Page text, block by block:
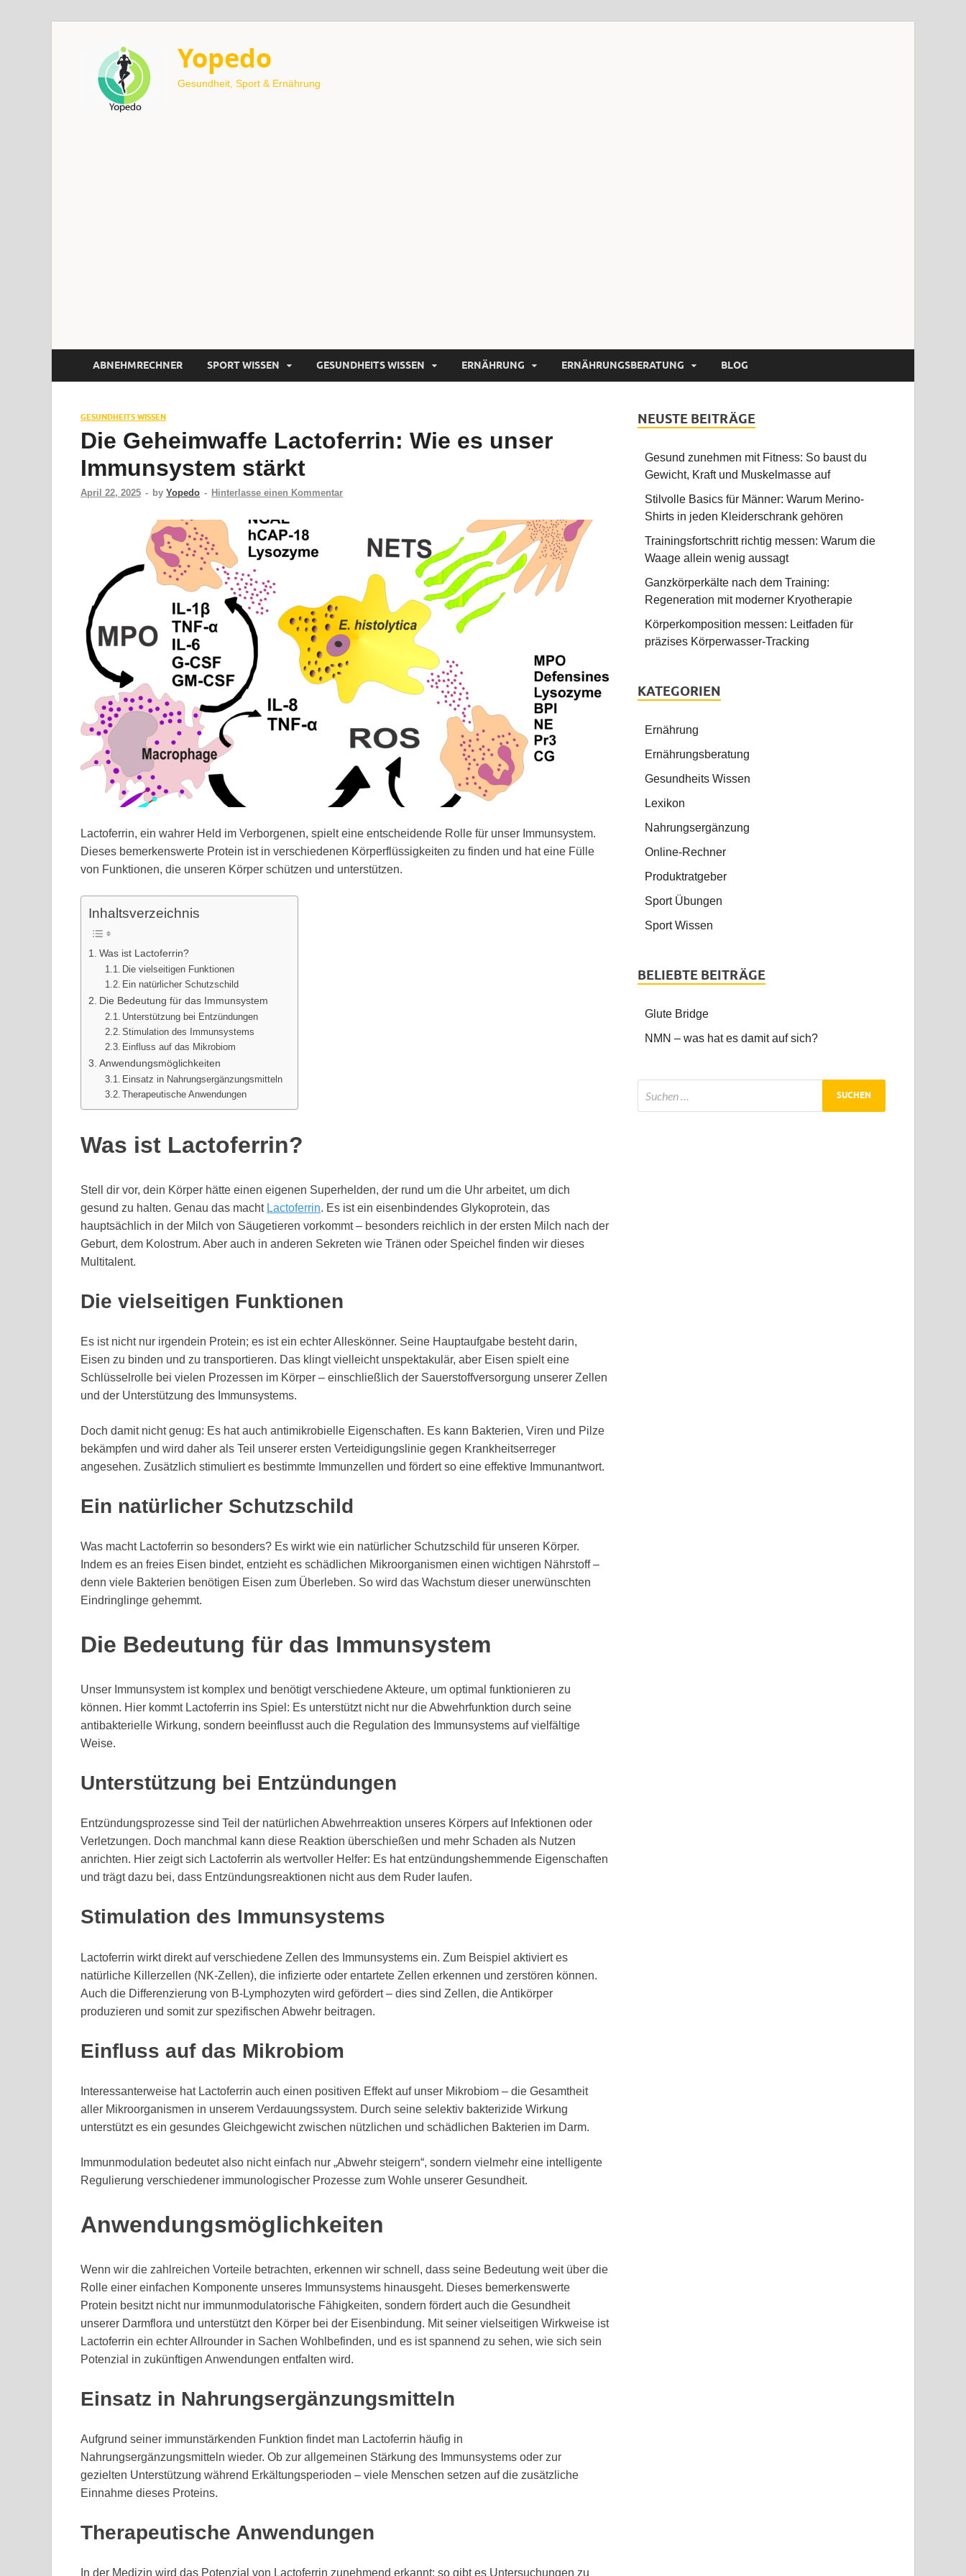
Yopedo
Gesundheit, Sport & Ernährung
ABNEHMRECHNER SPORT WISSEN GESUNDHEITS WISSEN ERNÄHRUNG ERNÄHRUNGSBERATUNG BLOG
GESUNDHEITS WISSEN
Die Geheimwaffe Lactoferrin: Wie es unser
Immunsystem stärkt
April 22, 2025 - by Yopedo - Hinterlasse einen Kommentar
Lactoferrin, ein wahrer Held im Verborgenen, spielt eine entscheidende Rolle für unser Immunsystem.
Dieses bemerkenswerte Protein ist in verschiedenen Körperflüssigkeiten zu finden und hat eine Fülle
von Funktionen, die unseren Körper schützen und unterstützen.
Inhaltsverzeichnis
Was ist Lactoferrin?
Die vielseitigen Funktionen
Ein natürlicher Schutzschild
Die Bedeutung für das Immunsystem
Unterstützung bei Entzündungen
Stimulation des Immunsystems
Einfluss auf das Mikrobiom
Anwendungsmöglichkeiten
Einsatz in Nahrungsergänzungsmitteln
Therapeutische Anwendungen
Was ist Lactoferrin?
Stell dir vor, dein Körper hätte einen eigenen Superhelden, der rund um die Uhr arbeitet, um dich
gesund zu halten. Genau das macht Lactoferrin. Es ist ein eisenbindendes Glykoprotein, das
hauptsächlich in der Milch von Säugetieren vorkommt – besonders reichlich in der ersten Milch nach der
Geburt, dem Kolostrum. Aber auch in anderen Sekreten wie Tränen oder Speichel finden wir dieses
Multitalent.
Die vielseitigen Funktionen
Es ist nicht nur irgendein Protein; es ist ein echter Alleskönner. Seine Hauptaufgabe besteht darin,
Eisen zu binden und zu transportieren. Das klingt vielleicht unspektakulär, aber Eisen spielt eine
Schlüsselrolle bei vielen Prozessen im Körper – einschließlich der Sauerstoffversorgung unserer Zellen
und der Unterstützung des Immunsystems.
Doch damit nicht genug: Es hat auch antimikrobielle Eigenschaften. Es kann Bakterien, Viren und Pilze
bekämpfen und wird daher als Teil unserer ersten Verteidigungslinie gegen Krankheitserreger
angesehen. Zusätzlich stimuliert es bestimmte Immunzellen und fördert so eine effektive Immunantwort.
Ein natürlicher Schutzschild
Was macht Lactoferrin so besonders? Es wirkt wie ein natürlicher Schutzschild für unseren Körper.
Indem es an freies Eisen bindet, entzieht es schädlichen Mikroorganismen einen wichtigen Nährstoff –
denn viele Bakterien benötigen Eisen zum Überleben. So wird das Wachstum dieser unerwünschten
Eindringlinge gehemmt.
Die Bedeutung für das Immunsystem
Unser Immunsystem ist komplex und benötigt verschiedene Akteure, um optimal funktionieren zu
können. Hier kommt Lactoferrin ins Spiel: Es unterstützt nicht nur die Abwehrfunktion durch seine
antibakterielle Wirkung, sondern beeinflusst auch die Regulation des Immunsystems auf vielfältige
Weise.
Unterstützung bei Entzündungen
Entzündungsprozesse sind Teil der natürlichen Abwehrreaktion unseres Körpers auf Infektionen oder
Verletzungen. Doch manchmal kann diese Reaktion überschießen und mehr Schaden als Nutzen
anrichten. Hier zeigt sich Lactoferrin als wertvoller Helfer: Es hat entzündungshemmende Eigenschaften
und trägt dazu bei, dass Entzündungsreaktionen nicht aus dem Ruder laufen.
Stimulation des Immunsystems
Lactoferrin wirkt direkt auf verschiedene Zellen des Immunsystems ein. Zum Beispiel aktiviert es
natürliche Killerzellen (NK-Zellen), die infizierte oder entartete Zellen erkennen und zerstören können.
Auch die Differenzierung von B-Lymphozyten wird gefördert – dies sind Zellen, die Antikörper
produzieren und somit zur spezifischen Abwehr beitragen.
Einfluss auf das Mikrobiom
Interessanterweise hat Lactoferrin auch einen positiven Effekt auf unser Mikrobiom – die Gesamtheit
aller Mikroorganismen in unserem Verdauungssystem. Durch seine selektiv bakterizide Wirkung
unterstützt es ein gesundes Gleichgewicht zwischen nützlichen und schädlichen Bakterien im Darm.
Immunmodulation bedeutet also nicht einfach nur „Abwehr steigern“, sondern vielmehr eine intelligente
Regulierung verschiedener immunologischer Prozesse zum Wohle unserer Gesundheit.
Anwendungsmöglichkeiten
Wenn wir die zahlreichen Vorteile betrachten, erkennen wir schnell, dass seine Bedeutung weit über die
Rolle einer einfachen Komponente unseres Immunsystems hinausgeht. Dieses bemerkenswerte
Protein besitzt nicht nur immunmodulatorische Fähigkeiten, sondern fördert auch die Gesundheit
unserer Darmflora und unterstützt den Körper bei der Eisenbindung. Mit seiner vielseitigen Wirkweise ist
Lactoferrin ein echter Allrounder in Sachen Wohlbefinden, und es ist spannend zu sehen, wie sich sein
Potenzial in zukünftigen Anwendungen entfalten wird.
Einsatz in Nahrungsergänzungsmitteln
Aufgrund seiner immunstärkenden Funktion findet man Lactoferrin häufig in
Nahrungsergänzungsmitteln wieder. Ob zur allgemeinen Stärkung des Immunsystems oder zur
gezielten Unterstützung während Erkältungsperioden – viele Menschen setzen auf die zusätzliche
Einnahme dieses Proteins.
Therapeutische Anwendungen
In der Medizin wird das Potenzial von Lactoferrin zunehmend erkannt; so gibt es Untersuchungen zu
NEUSTE BEITRÄGE
Gesund zunehmen mit Fitness: So baust du
Gewicht, Kraft und Muskelmasse auf
Stilvolle Basics für Männer: Warum Merino-
Shirts in jeden Kleiderschrank gehören
Trainingsfortschritt richtig messen: Warum die
Waage allein wenig aussagt
Ganzkörperkälte nach dem Training:
Regeneration mit moderner Kryotherapie
Körperkomposition messen: Leitfaden für
präzises Körperwasser-Tracking
KATEGORIEN
Ernährung
Ernährungsberatung
Gesundheits Wissen
Lexikon
Nahrungsergänzung
Online-Rechner
Produktratgeber
Sport Übungen
Sport Wissen
BELIEBTE BEITRÄGE
Glute Bridge
NMN – was hat es damit auf sich?